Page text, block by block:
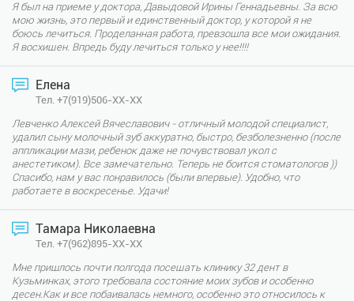
Я был на приеме у доктора, Давыдовой Ирины Геннадьевны. За всю
мою жизнь, это первый и единственный доктор, у которой я не
боюсь лечиться. Проделанная работа, превзошла все мои ожидания.
Я восхищен. Впредь буду лечиться только у нее!!!!
Елена
Тел. +7(919)506-XX-XX
Левченко Алексей Вячеславович - отличный молодой специалист,
удалил сыну молочный зуб аккуратно, быстро, безболезненно (после
аппликации мази, ребенок даже не почувствовал укол с
анестетиком). Все замечательно. Теперь не боится стоматологов ))
Спасибо, нам у вас понравилось (были впервые). Удобно, что
работаете в воскресенье. Удачи!
Тамара Николаевна
Тел. +7(962)895-XX-XX
Мне пришлось почти полгода посещать клинику 32 дент в
Кузьминках, этого требовала состояние моих зубов и особенно
десен.Как и все побаивалась немного, особенно это относилось к